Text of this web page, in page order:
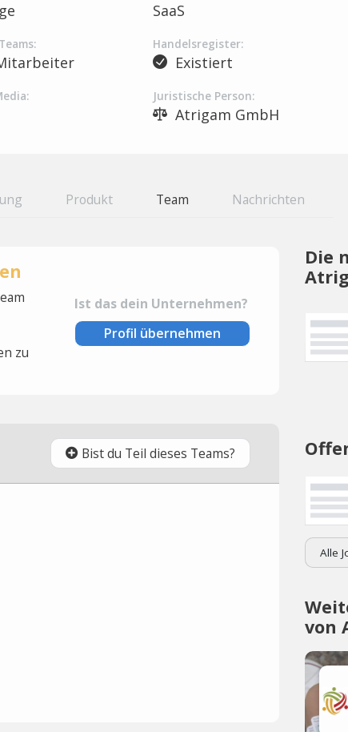
SaaS
Handelsregister:
Existiert
Juristische Person:
Atrigam GmbH
Produkt Team Nachrichten
zu
Ist das dein Unternehmen?
Profil übernehmen
Bist du Teil dieses Teams?
Die
Alle
von